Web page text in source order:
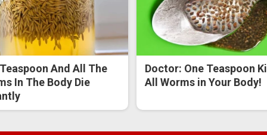
And All The
In The Body Die
Doctor: One Teaspoon
All Worms in Your Body!